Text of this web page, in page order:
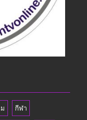
กีฬา